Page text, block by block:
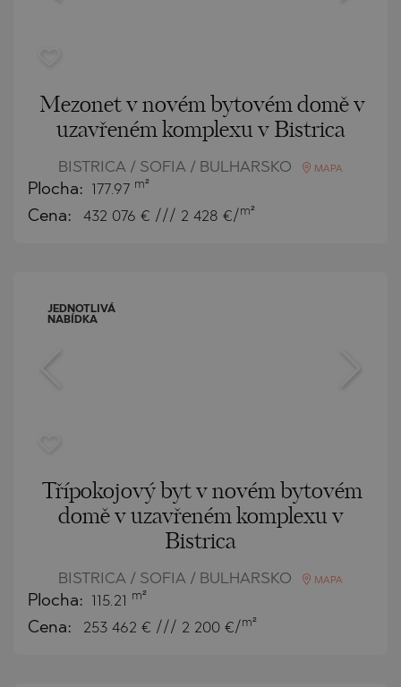
Mezonet v novém bytovém domě v
uzavřeném komplexu v Bistrica
BISTRICA / SOFIA / BULHARSKO MAPA
Plocha: 177.97 m²
Cena: 432 076 € /// 2 428 €/ m²
JEDNOTLIVÁ
NABÍDKA
Třípokojový byt v novém bytovém
domě v uzavřeném komplexu v
Bistrica
BISTRICA / SOFIA / BULHARSKO MAPA
Plocha: 115.21 m²
Cena: 253 462 € /// 2 200 €/ m²